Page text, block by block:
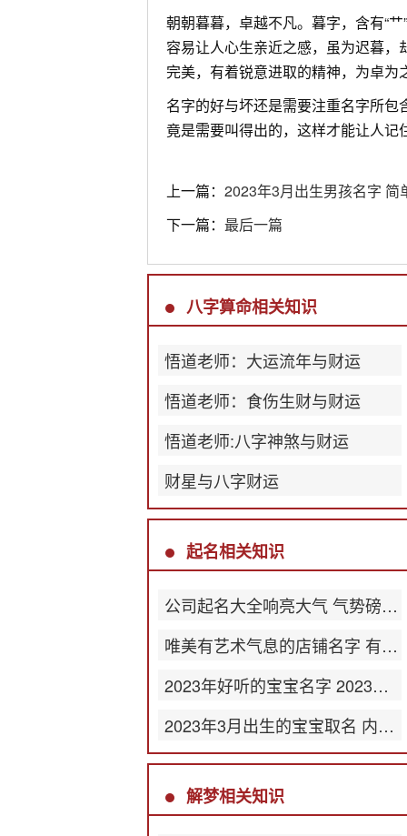
朝朝暮暮，卓越不凡。暮字，含有“
容易让人心生亲近之感，虽为迟暮
完美，有着锐意进取的精神，为卓为
名字的好与坏还是需要注重名字所
竟是需要叫得出的，这样才能让人记
上一篇： 2023年3月出生男孩名字 简
下一篇： 最后一篇
八字算命相关知识
悟道老师：大运流年与财运
悟道老师：食伤生财与财运
悟道老师:八字神煞与财运
财星与八字财运
起名相关知识
公司起名大全响亮大气 气势磅礴公司名称
唯美有艺术气息的店铺名字 有韵味店名
2023年好听的宝宝名字 2023最新版名字大全
2023年3月出生的宝宝取名 内涵丰富的名字
解梦相关知识